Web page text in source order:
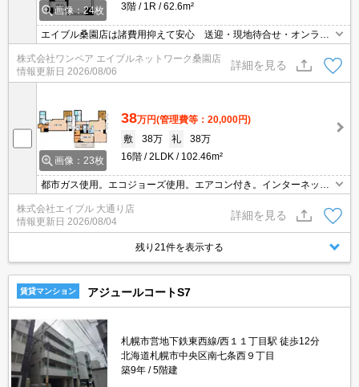
画像：24枚
3階
1R 62.6m²
エイブル桑園店は諸費用抑えて安心 送迎・現地待合せ・オンライ
ン対応 個室相談 当店未掲載物件もご紹介
株式会社ワンペア エイブルネットワーク桑園店
情報更新日 2026/08/06
詳細を見る
画像：23枚
38万円(管理費等：20,000円)
敷
38万 礼
38万
16階
2LDK 102.46m²
都市ガス使用。エコジョーズ使用。エアコン付き。インターネット
無料。ペット小型犬猫可。浴室乾燥機付。シャワー付トイレ。W-C
L付き。シャンドレ。オートロック。宅配ボックスあり。防犯カメ
ラ。駐輪場有。
株式会社エイブル 大通り店
情報更新日 2026/08/04
詳細を見る
残り21件を表示する
賃貸マンション アジュールコートS7
札幌市営地下鉄東西線/西１１丁目駅 徒歩12分
北海道札幌市中央区南七条西９丁目
築9年
5階建